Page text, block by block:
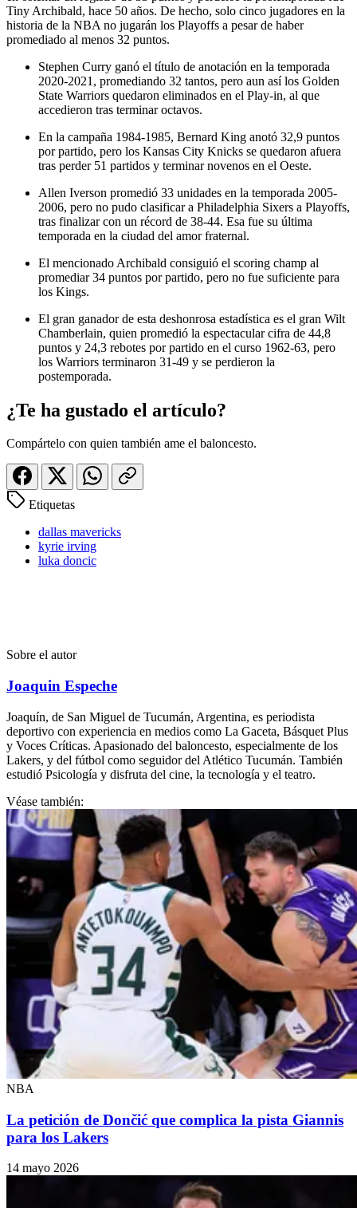
Tiny Archibald, hace 50 años. De hecho, solo cinco jugadores en la
historia de la NBA no jugarán los Playoffs a pesar de haber
promediado al menos 32 puntos.
Stephen Curry ganó el título de anotación en la temporada
2020-2021, promediando 32 tantos, pero aun así los Golden
State Warriors quedaron eliminados en el Play-in, al que
accedieron tras terminar octavos.
En la campaña 1984-1985, Bernard King anotó 32,9 puntos
por partido, pero los Kansas City Knicks se quedaron afuera
tras perder 51 partidos y terminar novenos en el Oeste.
Allen Iverson promedió 33 unidades en la temporada 2005-
2006, pero no pudo clasificar a Philadelphia Sixers a Playoffs,
tras finalizar con un récord de 38-44. Esa fue su última
temporada en la ciudad del amor fraternal.
El mencionado Archibald consiguió el scoring champ al
promediar 34 puntos por partido, pero no fue suficiente para
los Kings.
El gran ganador de esta deshonrosa estadística es el gran Wilt
Chamberlain, quien promedió la espectacular cifra de 44,8
puntos y 24,3 rebotes por partido en el curso 1962-63, pero
los Warriors terminaron 31-49 y se perdieron la
postemporada.
¿Te ha gustado el artículo?
Compártelo con quien también ame el baloncesto.
Etiquetas
dallas mavericks
kyrie irving
luka doncic
Sobre el autor
Joaquin Espeche
Joaquín, de San Miguel de Tucumán, Argentina, es periodista
deportivo con experiencia en medios como La Gaceta, Básquet Plus
y Voces Críticas. Apasionado del baloncesto, especialmente de los
Lakers, y del fútbol como seguidor del Atlético Tucumán. También
estudió Psicología y disfruta del cine, la tecnología y el teatro.
Véase también:
NBA
La petición de Dončić que complica la pista Giannis
para los Lakers
14 mayo 2026